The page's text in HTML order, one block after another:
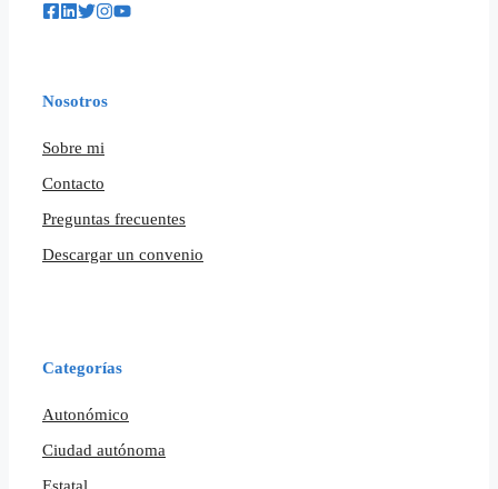
Nosotros
Sobre mi
Contacto
Preguntas frecuentes
Descargar un convenio
Categorías
Autonómico
Ciudad autónoma